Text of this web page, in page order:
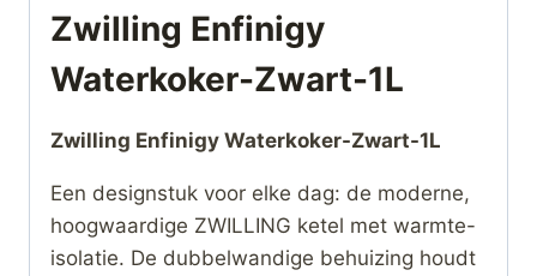
Zwilling Enfinigy
Waterkoker-Zwart-1L
Zwilling Enfinigy Waterkoker-Zwart-1L
Een designstuk voor elke dag: de moderne,
hoogwaardige ZWILLING ketel met warmte-
isolatie. De dubbelwandige behuizing houdt